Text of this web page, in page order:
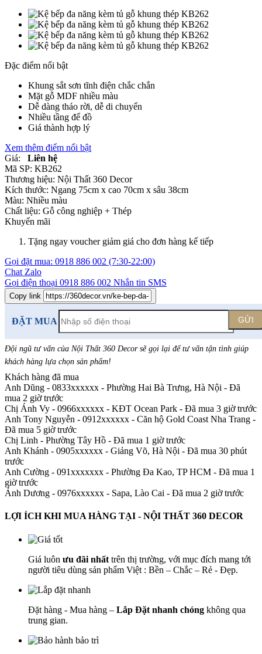
Đặc điểm nổi bật
Khung sắt sơn tĩnh điện chắc chắn
Mặt gỗ MDF nhiều màu
Dễ dàng tháo rời, dễ di chuyển
Nhiều tầng để đồ
Giá thành hợp lý
Xem thêm điểm nổi bật
Giá:
Liên hệ
Mã SP: KB262
Thương hiệu: Nội Thất 360 Decor
Kích thước: Ngang 75cm x cao 70cm x sâu 38cm
Màu: Nhiều màu
Chất liệu: Gỗ công nghiệp + Thép
Khuyến mãi
Tặng ngay voucher giảm giá cho đơn hàng kế tiếp
Gọi đặt mua: 0918 886 002 (7:30-22:00)
Chat Zalo
Gọi điện thoại 0918 886 002 Nhắn tin SMS
Copy link
ĐẶT MUA GỬI
Đội ngũ tư vấn của Nội Thất 360 Decor sẽ gọi lại để tư vấn tận tình giúp
khách hàng lựa chọn sản phẩm!
Khách hàng đã mua
Anh Dũng - 0833xxxxxx - Phường Hai Bà Trưng, Hà Nội - Đã
mua 2 giờ trước
Chị Ánh Vy - 0966xxxxxx - KĐT Ocean Park - Đã mua 3 giờ trước
Anh Tony Nguyễn - 0912xxxxxx - Căn hộ Gold Coast Nha Trang -
Đã mua 5 giờ trước
Chị Linh - Phường Tây Hồ - Đã mua 1 giờ trước
Anh Khánh - 0905xxxxxx - Giảng Võ, Hà Nội - Đã mua 30 phút
trước
Anh Cường - 091xxxxxxx - Phường Đa Kao, TP HCM - Đã mua 1
giờ trước
Ánh Dương - 0976xxxxxx - Sapa, Lào Cai - Đã mua 2 giờ trước
LỢI ÍCH KHI MUA HÀNG TẠI - NỘI THẤT 360 DECOR
Giá luôn ưu đãi nhất trên thị trường, với mục đích mang tới
người tiêu dùng sản phẩm Việt : Bền – Chắc – Rẻ - Đẹp.
Đặt hàng - Mua hàng – Lắp Đặt nhanh chóng không qua
trung gian.